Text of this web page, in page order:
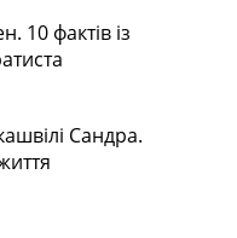
10 фактів із
Сандра.